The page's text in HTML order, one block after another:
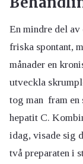
En mindre del
friska spontant,
månader en
utveckla
tog man fram en
hepatit C.
idag, visade sig
två preparaten i